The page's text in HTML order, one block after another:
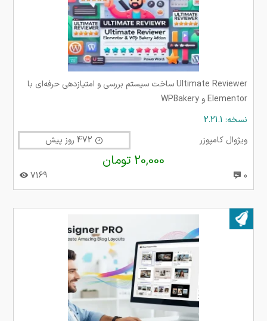
Ultimate Reviewer ساخت سیستم بررسی و امتیازدهی حرفه‌ای با
Elementor و WPBakery
نسخه: 2.21.1
ویژوال کامپوزر
20,000 تومان
0
7169